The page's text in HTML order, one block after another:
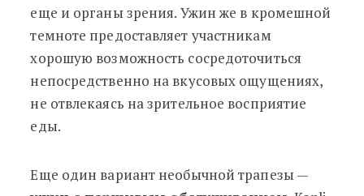
еще и органы зрения. Ужин же в кромешной
темноте предоставляет участникам
хорошую возможность сосредоточиться
непосредственно на вкусовых ощущениях,
не отвлекаясь на зрительное восприятие
еды.
Еще один вариант необычной трапезы —